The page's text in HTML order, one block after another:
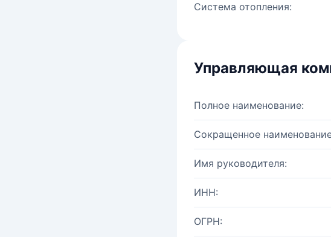
Система отопления:
Управляющая
Полное наименование:
Сокращенное
Имя руководителя:
ИНН:
ОГРН: